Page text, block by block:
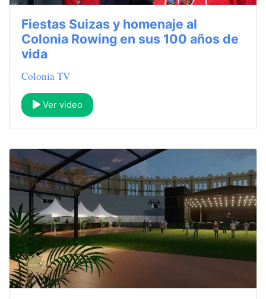
Fiestas Suizas y homenaje al
Colonia Rowing en sus 100 años de
vida
Colonia TV
Ver video